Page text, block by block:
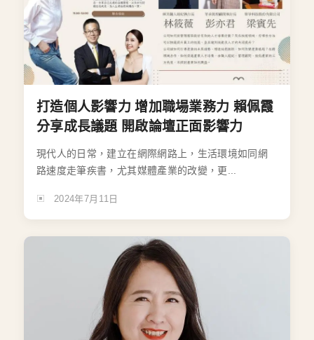
打造個人影響力 增加職場業務力 賴佩霞
分享成長議題 開啟論壇正面影響力
現代人的日常，建立在網際網路上，生活環境如同網
路速度走筆疾書，尤其媒體產業的改變，更...
2024年7月11日